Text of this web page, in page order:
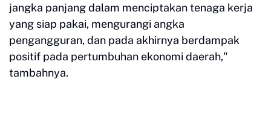
jangka panjang dalam menciptakan tenaga kerja
yang siap pakai, mengurangi angka
pengangguran, dan pada akhirnya berdampak
positif pada pertumbuhan ekonomi daerah,"
tambahnya.